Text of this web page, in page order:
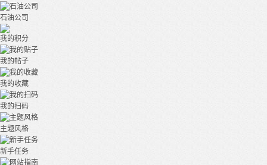
石油公司
我的积分
我的帖子
我的收藏
我的扫码
主题风格
新手任务